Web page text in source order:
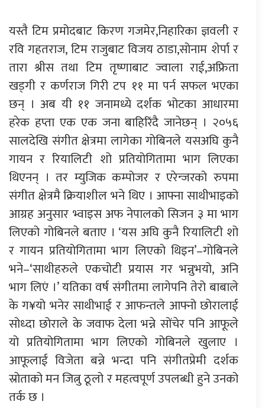
यस्तै टिम प्रमोदबाट किरण गजमेर,निहारिका ज्ञवली र
रवि गहतराज, टिम राजुबाट विजय ठाडा,सोनाम शेर्पा र
तारा श्रीस तथा टिम तृष्णाबाट ज्वाला राई,अफ्रिता
खड्गी र कर्णराज गिरी टप ११ मा पर्न सफल भएका
छन् । अब यी ११ जनामध्ये दर्शक भोटका आधारमा
हरेक हप्ता एक एक जना बाहिरिंदै जानेछन् । २०५६
सालदेखि संगीत क्षेत्रमा लागेका गोबिनले यसअघि कुनै
गायन र रियालिटी शो प्रतियोगितामा भाग लिएका
थिएनन् । तर म्युजिक कम्पोजर र एरेन्जरको रुपमा
संगीत क्षेत्रमै क्रियाशील भने थिए । आफ्ना साथीभाइको
आग्रह अनुसार भ्वाइस अफ नेपालको सिजन ३ मा भाग
लिएको गोबिनले बताए । ‘यस अघि कुनै रियालिटी शो
र गायन प्रतियोगितामा भाग लिएको थिइन’–गोबिनले
भने–‘साथीहरुले एकचोटी प्रयास गर भन्नुभयो, अनि
भाग लिएं ।’ यतिका वर्ष संगीतमा लागेपनि तेरो बाबाले
के ग¥यो भनेर साथीभाई र आफन्तले आफ्नो छोरालाई
सोध्दा छोराले के जवाफ देला भन्ने सोंचेर पनि आफूले
यो प्रतियोगितामा भाग लिएको गोबिनले खुलाए ।
आफूलाई विजेता बन्ने भन्दा पनि संगीतप्रेमी दर्शक
स्रोताको मन जित्नु ठूलो र महत्वपूर्ण उपलब्धी हुने उनको
तर्क छ ।